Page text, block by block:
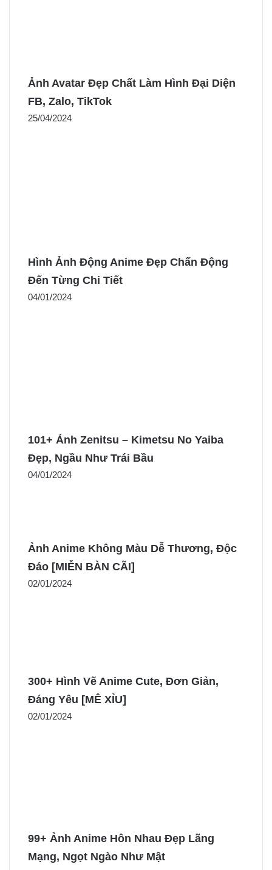
Ảnh Avatar Đẹp Chất Làm Hình Đại Diện
FB, Zalo, TikTok
25/04/2024
Hình Ảnh Động Anime Đẹp Chấn Động
Đến Từng Chi Tiết
04/01/2024
101+ Ảnh Zenitsu – Kimetsu No Yaiba
Đẹp, Ngầu Như Trái Bầu
04/01/2024
Ảnh Anime Không Màu Dễ Thương, Độc
Đáo [MIỄN BÀN CÃI]
02/01/2024
300+ Hình Vẽ Anime Cute, Đơn Giản,
Đáng Yêu [MÊ XỈU]
02/01/2024
99+ Ảnh Anime Hôn Nhau Đẹp Lãng
Mạng, Ngọt Ngào Như Mật